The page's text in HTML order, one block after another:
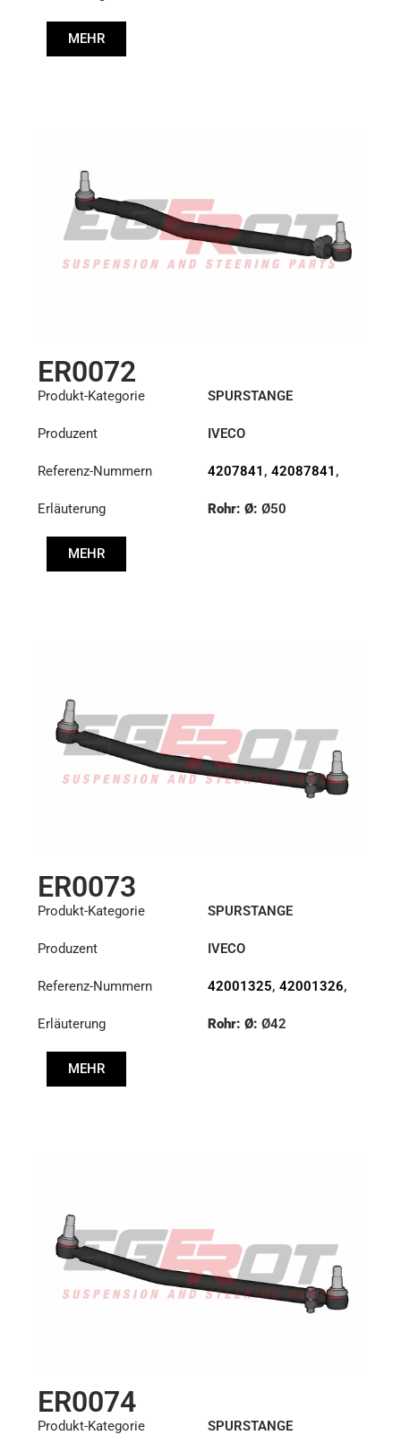
MEHR
ER0072
Produkt-Kategorie SPURSTANGE
Produzent IVECO
Referenz-Nummern 4207841 ,42087841 ,
4747960,4747961
Erläuterung Rohr: Ø:Ø50
MEHR
ER0073
Produkt-Kategorie SPURSTANGE
Produzent IVECO
Referenz-Nummern 42001325,42001326,
Erläuterung
Rohr: Ø:Ø42
MEHR
ER0074
Produkt-Kategorie SPURSTANGE